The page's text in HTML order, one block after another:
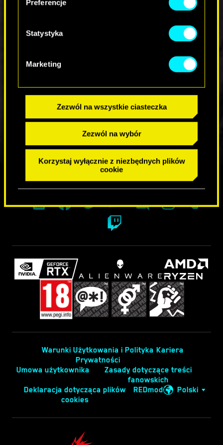
Preferencje
Statystyka
Marketing
Zezwól na wszystkie ciasteczka
Zezwól na wybór
Korzystaj wyłącznie z niezbędnych plików
cookie
WEŹ UDZIAŁ W DYSKUSJI
DOŁĄCZ DO SPOŁECZNOŚCI
Warunki Użytkowania i Polityka
Prywatności
Kariera
Umowa użytkownika
Zasady dotyczące treści
fanowskich
Deklaracja dotycząca plików
cookies
REDmod Polski